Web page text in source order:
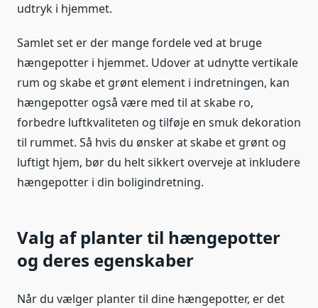
udtryk i hjemmet.
Samlet set er der mange fordele ved at bruge
hængepotter i hjemmet. Udover at udnytte vertikale
rum og skabe et grønt element i indretningen, kan
hængepotter også være med til at skabe ro,
forbedre luftkvaliteten og tilføje en smuk dekoration
til rummet. Så hvis du ønsker at skabe et grønt og
luftigt hjem, bør du helt sikkert overveje at inkludere
hængepotter i din boligindretning.
Valg af planter til hængepotter
og deres egenskaber
Når du vælger planter til dine hængepotter, er det